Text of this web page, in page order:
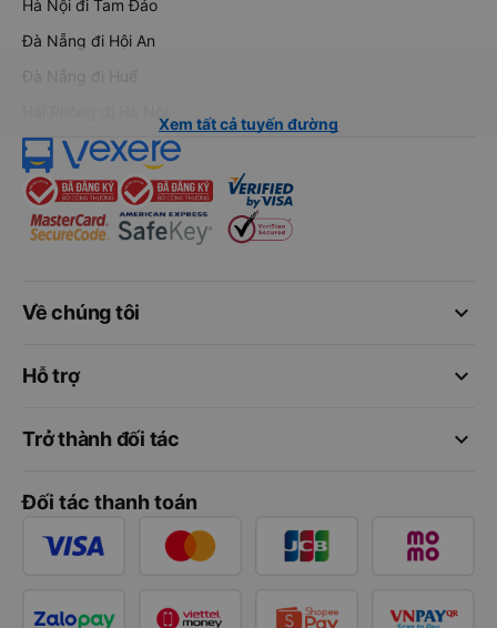
Hà Nội đi Tam Đảo
Đà Nẵng đi Hội An
Đà Nẵng đi Huế
Xem tất cả tuyến đường
keyboard_arrow_down
Về chúng tôi
keyboard_arrow_down
Hỗ trợ
keyboard_arrow_down
Trở thành đối tác
Đối tác thanh toán